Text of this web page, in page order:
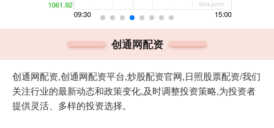
创通网配资
创通网配资,创通网配资平台,炒股配资官网,日照股票配资/我们
关注行业的最新动态和政策变化,及时调整投资策略,为投资者
提供灵活、多样的投资选择。